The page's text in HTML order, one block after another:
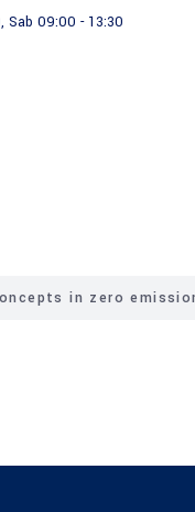
Sab 09:00 - 13:30
in zero